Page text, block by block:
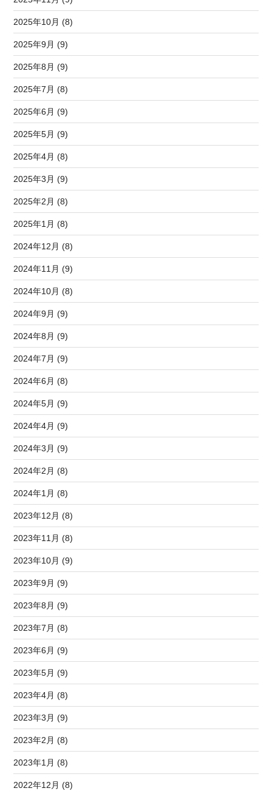
2025年10月 (8)
2025年9月 (9)
2025年8月 (9)
2025年7月 (8)
2025年6月 (9)
2025年5月 (9)
2025年4月 (8)
2025年3月 (9)
2025年2月 (8)
2025年1月 (8)
2024年12月 (8)
2024年11月 (9)
2024年10月 (8)
2024年9月 (9)
2024年8月 (9)
2024年7月 (9)
2024年6月 (8)
2024年5月 (9)
2024年4月 (9)
2024年3月 (9)
2024年2月 (8)
2024年1月 (8)
2023年12月 (8)
2023年11月 (8)
2023年10月 (9)
2023年9月 (9)
2023年8月 (9)
2023年7月 (8)
2023年6月 (9)
2023年5月 (9)
2023年4月 (8)
2023年3月 (9)
2023年2月 (8)
2023年1月 (8)
2022年12月 (8)